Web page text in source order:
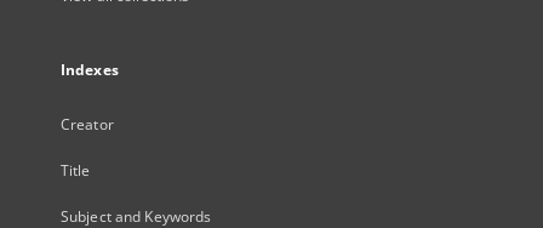
Indexes
Creator
Title
Subject and Keywords